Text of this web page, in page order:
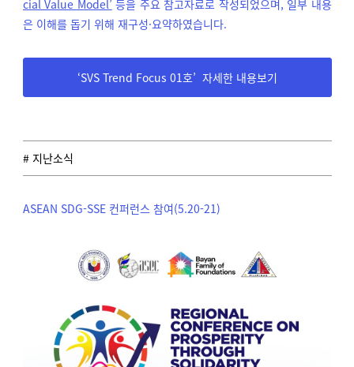
cial Value Model’ 등을 주요 참고자료로 작성되었으며, 일부 내용
은 이해를 돕기 위해 재구성·요약하였습니다.
‘SVS Trend Focus 01호’ 자세한 내용보기
# 지난소식
ASEAN SDG-SSE 컨퍼런스 참여(5.20-21)